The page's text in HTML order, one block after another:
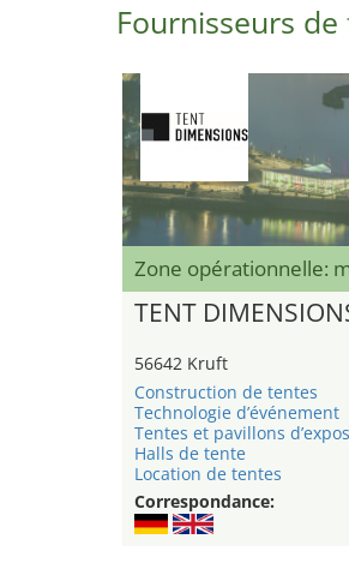
Fournisseurs de
Zone opérationnelle:
TENT
56642 Kruft
Construction de tentes
Technologie d’événement
Tentes et pavillons
Halls de tente
Location de tentes
Correspondance: